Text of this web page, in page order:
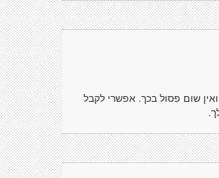
שום פסול בכך. אפשרי לקבל